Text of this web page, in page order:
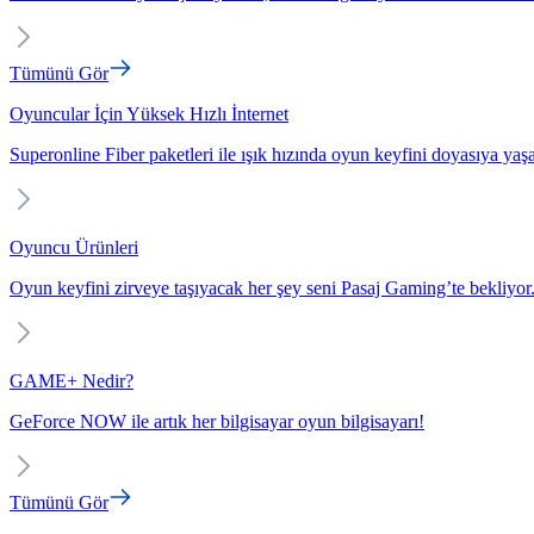
Tümünü Gör
Oyuncular İçin Yüksek Hızlı İnternet
Superonline Fiber paketleri ile ışık hızında oyun keyfini doyasıya
Oyuncu Ürünleri
Oyun keyfini zirveye taşıyacak her şey seni Pasaj Gaming’te bekliyor.
GAME+ Nedir?
GeForce NOW ile artık her bilgisayar oyun bilgisayarı!
Tümünü Gör